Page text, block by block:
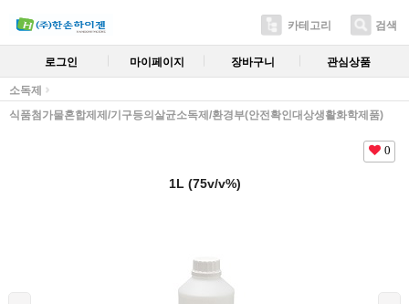
카테고리 검색
로그인 마이페이지 장바구니 관심상품
소독제
식품첨가물혼합제제/기구등의살균소독제/환경부(안전확인대상생활화학제품)
0
1L (75v/v%)